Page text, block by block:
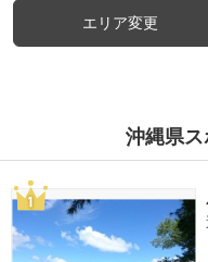
エリア変更
沖縄県